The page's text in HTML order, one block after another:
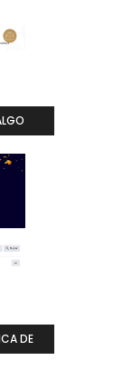
de que
y el desarrollo
DE